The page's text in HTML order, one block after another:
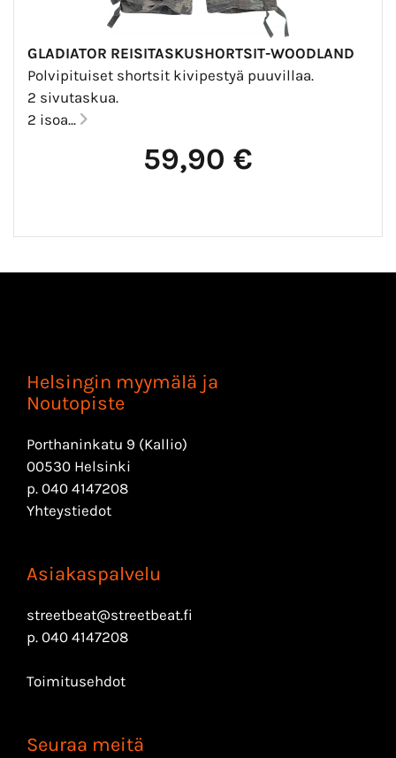
GLADIATOR REISITASKUSHORTSIT-WOODLAND
Polvipituiset shortsit kivipestyä puuvillaa.
2 sivutaskua.
2 isoa...
59,90 €
Helsingin myymälä ja
Noutopiste
Porthaninkatu 9 (Kallio)
00530 Helsinki
p. 040 4147208
Yhteystiedot
Asiakaspalvelu
streetbeat@streetbeat.fi
p. 040 4147208
Toimitusehdot
Seuraa meitä